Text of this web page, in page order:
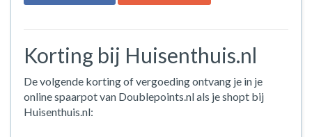
Korting bij Huisenthuis.nl
De volgende korting of vergoeding ontvang je in je
online spaarpot van Doublepoints.nl als je shopt bij
Huisenthuis.nl: